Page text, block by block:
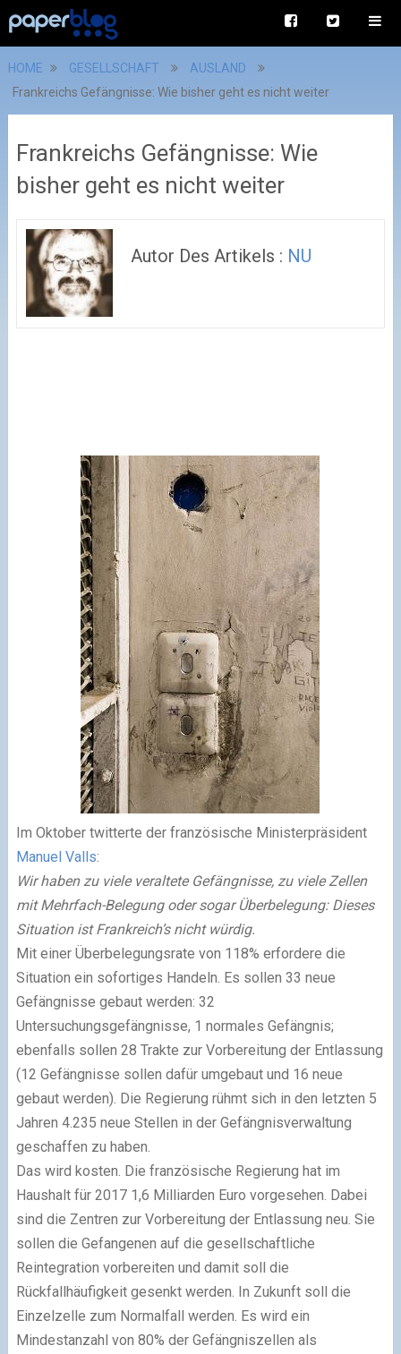
HOME GESELLSCHAFT
AUSLAND
Frankreichs Gefängnisse: Wie bisher geht es nicht weiter
Frankreichs Gefängnisse: Wie
bisher geht es nicht weiter
Autor Des Artikels : NU
Im Oktober twitterte der französische Ministerpräsident
Manuel Valls:
Wir haben zu viele veraltete Gefängnisse, zu viele Zellen
mit Mehrfach-Belegung oder sogar Überbelegung: Dieses
Situation ist Frankreich’s nicht würdig.
Mit einer Überbelegungsrate von 118% erfordere die
Situation ein sofortiges Handeln. Es sollen 33 neue
Gefängnisse gebaut werden: 32
Untersuchungsgefängnisse, 1 normales Gefängnis;
ebenfalls sollen 28 Trakte zur Vorbereitung der Entlassung
(12 Gefängnisse sollen dafür umgebaut und 16 neue
gebaut werden). Die Regierung rühmt sich in den letzten 5
Jahren 4.235 neue Stellen in der Gefängnisverwaltung
geschaffen zu haben.
Das wird kosten. Die französische Regierung hat im
Haushalt für 2017 1,6 Milliarden Euro vorgesehen. Dabei
sind die Zentren zur Vorbereitung der Entlassung neu. Sie
sollen die Gefangenen auf die gesellschaftliche
Reintegration vorbereiten und damit soll die
Rückfallhäufigkeit gesenkt werden. In Zukunft soll die
Einzelzelle zum Normalfall werden. Es wird ein
Mindestanzahl von 80% der Gefängniszellen als